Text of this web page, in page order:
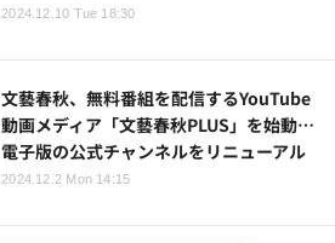
2024.12.10 Tue 18:30
文藝春秋、無料番組を配信するYouTube
動画メディア「文藝春秋PLUS」を始動…
電子版の公式チャンネルをリニューアル
2024.12.2 Mon 14:15